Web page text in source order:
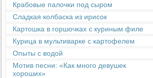
Крабовые палочки под сыром
Сладкая колбаска из ирисок
Картошка в горшочках с куриным филе
Курица в мультиварке с картофелем
Опыты с водой
Мотив песни: «Как много девушек
хороших»